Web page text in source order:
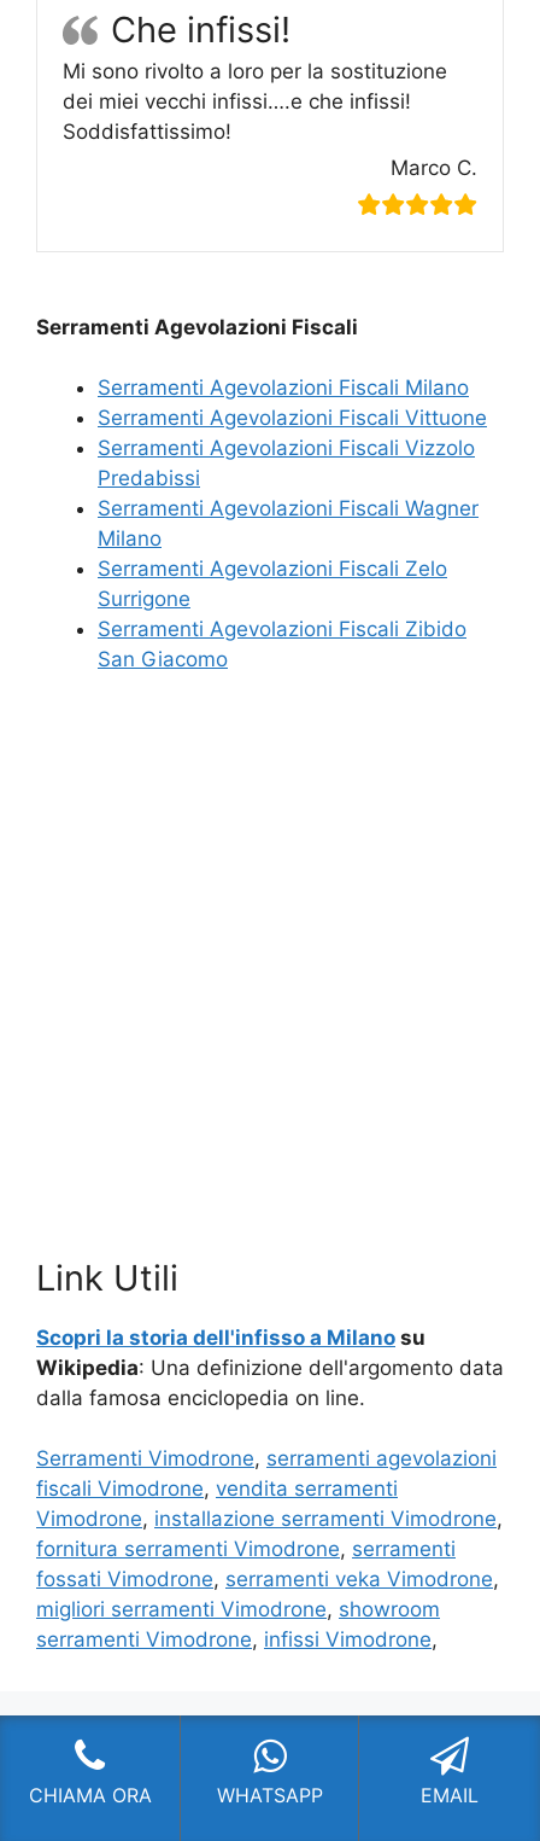
Che infissi!
Mi sono rivolto a loro per la sostituzione
dei miei vecchi infissi….e che infissi!
Soddisfattissimo!
Marco C.
Serramenti Agevolazioni Fiscali
Serramenti Agevolazioni Fiscali Milano
Serramenti Agevolazioni Fiscali Vittuone
Serramenti Agevolazioni Fiscali Vizzolo
Predabissi
Serramenti Agevolazioni Fiscali Wagner
Milano
Serramenti Agevolazioni Fiscali Zelo
Surrigone
Serramenti Agevolazioni Fiscali Zibido
San Giacomo
Link Utili
Scopri la storia dell'infisso a Milano su
Wikipedia: Una definizione dell'argomento data
dalla famosa enciclopedia on line.
Serramenti Vimodrone, serramenti agevolazioni
fiscali Vimodrone, vendita serramenti
Vimodrone, installazione serramenti Vimodrone,
fornitura serramenti Vimodrone, serramenti
fossati Vimodrone, serramenti veka Vimodrone,
migliori serramenti Vimodrone, showroom
serramenti Vimodrone, infissi Vimodrone,
SERRAMENTI MILANO
CHIAMA ORA WHATSAPP EMAIL